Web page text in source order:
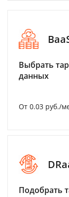
Выбрать
данных
От 0.03 руб./
Подобрать